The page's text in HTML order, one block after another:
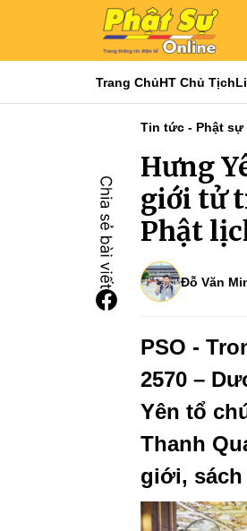
Trang ChủHT Chủ Tịch
Tin tức - Phật sự
Hưng
giới tử
Phật
Đỗ Văn
PSO -
2570 –
Yên tổ
Thanh
giới,